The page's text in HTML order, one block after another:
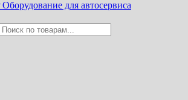
Оборудование для автосервиса